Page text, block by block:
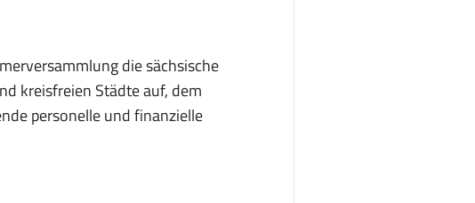
die sächsische
kreisfreien Städte auf, dem
personelle und finanzielle